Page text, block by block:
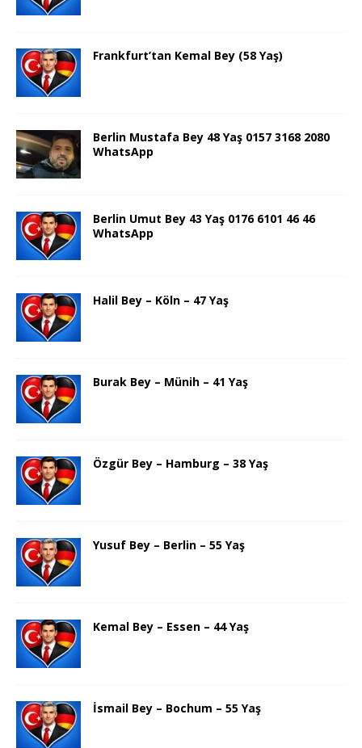
Frankfurt’tan Kemal Bey (58 Yaş)
Berlin Mustafa Bey 48 Yaş 0157 3168 2080
WhatsApp
Berlin Umut Bey 43 Yaş 0176 6101 46 46
WhatsApp
Halil Bey – Köln – 47 Yaş
Burak Bey – Münih – 41 Yaş
Özgür Bey – Hamburg – 38 Yaş
Yusuf Bey – Berlin – 55 Yaş
Kemal Bey – Essen – 44 Yaş
İsmail Bey – Bochum – 55 Yaş